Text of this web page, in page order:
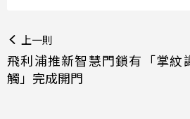
上一則
飛利浦推新智慧門鎖有「掌紋
觸」完成開門